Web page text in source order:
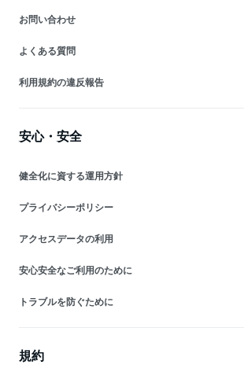
お問い合わせ
よくある質問
利用規約の違反報告
安心・安全
健全化に資する運用方針
プライバシーポリシー
アクセスデータの利用
安心安全なご利用のために
トラブルを防ぐために
規約